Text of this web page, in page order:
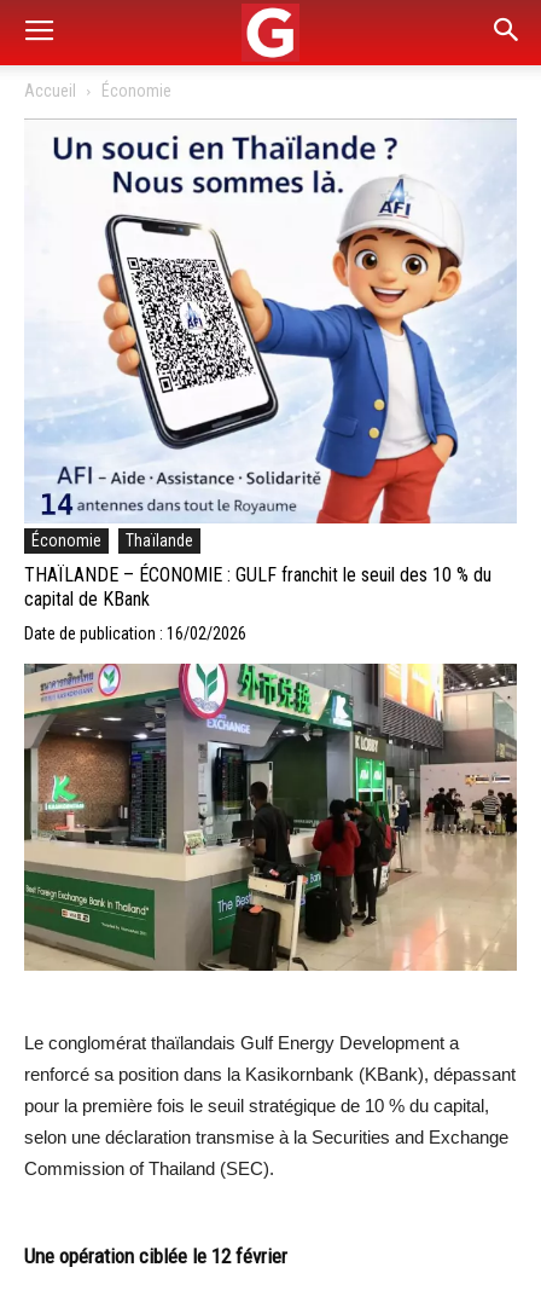
Accueil Économie
Économie Thaïlande
THAÏLANDE – ÉCONOMIE : GULF franchit le seuil des 10 % du
capital de KBank
Date de publication : 16/02/2026
Le conglomérat thaïlandais Gulf Energy Development a
renforcé sa position dans la Kasikornbank (KBank), dépassant
pour la première fois le seuil stratégique de 10 % du capital,
selon une déclaration transmise à la Securities and Exchange
Commission of Thailand (SEC).
Une opération ciblée le 12 février